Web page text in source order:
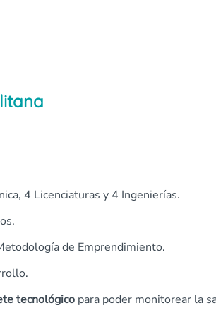
4 Licenciaturas y 4 Ingenierías.
de Emprendimiento.
tecnológico para poder monitorear la